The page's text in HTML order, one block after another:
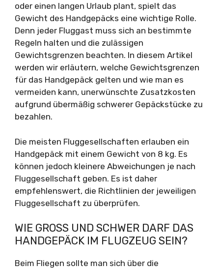
oder einen langen Urlaub plant, spielt das
Gewicht des Handgepäcks eine wichtige Rolle.
Denn jeder Fluggast muss sich an bestimmte
Regeln halten und die zulässigen
Gewichtsgrenzen beachten. In diesem Artikel
werden wir erläutern, welche Gewichtsgrenzen
für das Handgepäck gelten und wie man es
vermeiden kann, unerwünschte Zusatzkosten
aufgrund übermäßig schwerer Gepäckstücke zu
bezahlen.
Die meisten Fluggesellschaften erlauben ein
Handgepäck mit einem Gewicht von 8 kg. Es
können jedoch kleinere Abweichungen je nach
Fluggesellschaft geben. Es ist daher
empfehlenswert, die Richtlinien der jeweiligen
Fluggesellschaft zu überprüfen.
WIE GROSS UND SCHWER DARF DAS H
ANDGEPÄCK IM FLUGZEUG SEIN?
Beim Fliegen sollte man sich über die